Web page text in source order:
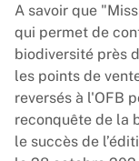
A savoir que "
qui permet de
biodiversité près
les points de
reversés à l'OFB
reconquête de la
le succès de